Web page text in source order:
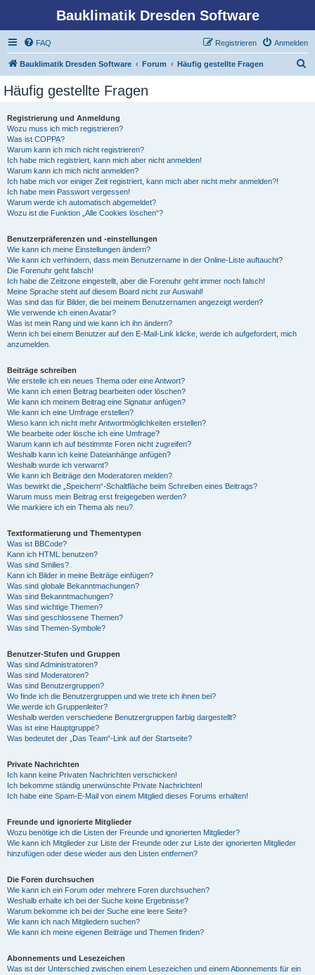
Bauklimatik Dresden Software
FAQ Anmelden
Registrieren
Bauklimatik Dresden Software Forum Häufig gestellte Fragen
Häufig gestellte Fragen
Registrierung und Anmeldung
Wozu muss ich mich registrieren?
Was ist COPPA?
Warum kann ich mich nicht registrieren?
Ich habe mich registriert, kann mich aber nicht anmelden!
Warum kann ich mich nicht anmelden?
Ich habe mich vor einiger Zeit registriert, kann mich aber nicht mehr anmelden?!
Ich habe mein Passwort vergessen!
Warum werde ich automatisch abgemeldet?
Wozu ist die Funktion „Alle Cookies löschen“?
Benutzerpräferenzen und -einstellungen
Wie kann ich meine Einstellungen ändern?
Wie kann ich verhindern, dass mein Benutzername in der Online-Liste auftaucht?
Die Forenuhr geht falsch!
Ich habe die Zeitzone eingestellt, aber die Forenuhr geht immer noch falsch!
Meine Sprache steht auf diesem Board nicht zur Auswahl!
Was sind das für Bilder, die bei meinem Benutzernamen angezeigt werden?
Wie verwende ich einen Avatar?
Was ist mein Rang und wie kann ich ihn ändern?
Wenn ich bei einem Benutzer auf den E-Mail-Link klicke, werde ich aufgefordert, mich
anzumelden.
Beiträge schreiben
Wie erstelle ich ein neues Thema oder eine Antwort?
Wie kann ich einen Beitrag bearbeiten oder löschen?
Wie kann ich meinem Beitrag eine Signatur anfügen?
Wie kann ich eine Umfrage erstellen?
Wieso kann ich nicht mehr Antwortmöglichkeiten erstellen?
Wie bearbeite oder lösche ich eine Umfrage?
Warum kann ich auf bestimmte Foren nicht zugreifen?
Weshalb kann ich keine Dateianhänge anfügen?
Weshalb wurde ich verwarnt?
Wie kann ich Beiträge den Moderatoren melden?
Was bewirkt die „Speichern“-Schaltfläche beim Schreiben eines Beitrags?
Warum muss mein Beitrag erst freigegeben werden?
Wie markiere ich ein Thema als neu?
Textformatierung und Thementypen
Was ist BBCode?
Kann ich HTML benutzen?
Was sind Smilies?
Kann ich Bilder in meine Beiträge einfügen?
Was sind globale Bekanntmachungen?
Was sind Bekanntmachungen?
Was sind wichtige Themen?
Was sind geschlossene Themen?
Was sind Themen-Symbole?
Benutzer-Stufen und Gruppen
Was sind Administratoren?
Was sind Moderatoren?
Was sind Benutzergruppen?
Wo finde ich die Benutzergruppen und wie trete ich ihnen bei?
Wie werde ich Gruppenleiter?
Weshalb werden verschiedene Benutzergruppen farbig dargestellt?
Was ist eine Hauptgruppe?
Was bedeutet der „Das Team“-Link auf der Startseite?
Private Nachrichten
Ich kann keine Privaten Nachrichten verschicken!
Ich bekomme ständig unerwünschte Private Nachrichten!
Ich habe eine Spam-E-Mail von einem Mitglied dieses Forums erhalten!
Freunde und ignorierte Mitglieder
Wozu benötige ich die Listen der Freunde und ignorierten Mitglieder?
Wie kann ich Mitglieder zur Liste der Freunde oder zur Liste der ignorierten Mitglieder
hinzufügen oder diese wieder aus den Listen entfernen?
Die Foren durchsuchen
Wie kann ich ein Forum oder mehrere Foren durchsuchen?
Weshalb erhalte ich bei der Suche keine Ergebnisse?
Warum bekomme ich bei der Suche eine leere Seite?
Wie kann ich nach Mitgliedern suchen?
Wie kann ich meine eigenen Beiträge und Themen finden?
Abonnements und Lesezeichen
Was ist der Unterschied zwischen einem Lesezeichen und einem Abonnements für ein